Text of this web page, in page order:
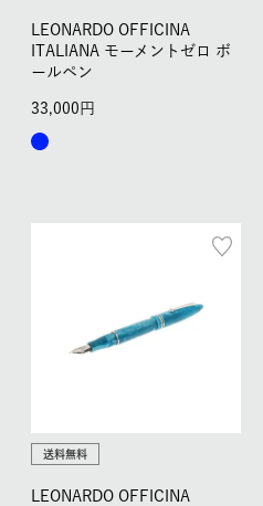
LEONARDO OFFICINA
ITALIANA モーメントゼロ ボ
ールペン
33,000
送料無料
LEONARDO OFFICINA